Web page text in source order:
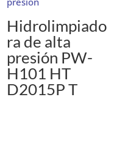
Hidrolimpiado
ra de alta
presión PW-
H101 HT
D2015P T